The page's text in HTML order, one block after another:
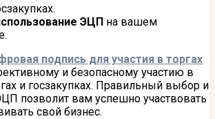
ЭЦП на вашем
подпись для участия в торгах
и безопасному участию в
и госзакупках. Правильный выбор и
позволит вам успешно участвовать
свой бизнес.